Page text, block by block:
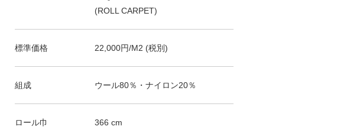
(ROLL CARPET)
標準価格 22,000円/M2 (税別)
組成 ウール80％・ナイロン20％
ロール巾 366 cm